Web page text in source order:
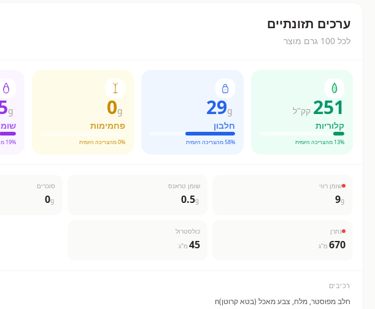
ערכים תזונתיים
לכל 100 גרם מוצר
251 קק"ל
קלוריות
13% מהצריכה היומית
29g
חלבון
58% מהצריכה היומית
0g
פחמימות
0% מהצריכה היומית
g
19% מהצריכה היומית
שומן רווי
9g
שומן טראנס
0.5g
סוכרים
0g
נתרן
670 מ"ג
כולסטרול
45 מ"ג
רכיבים
חלב מפוסטר, מלח, צבע מאכל (בטא קרוטן)n